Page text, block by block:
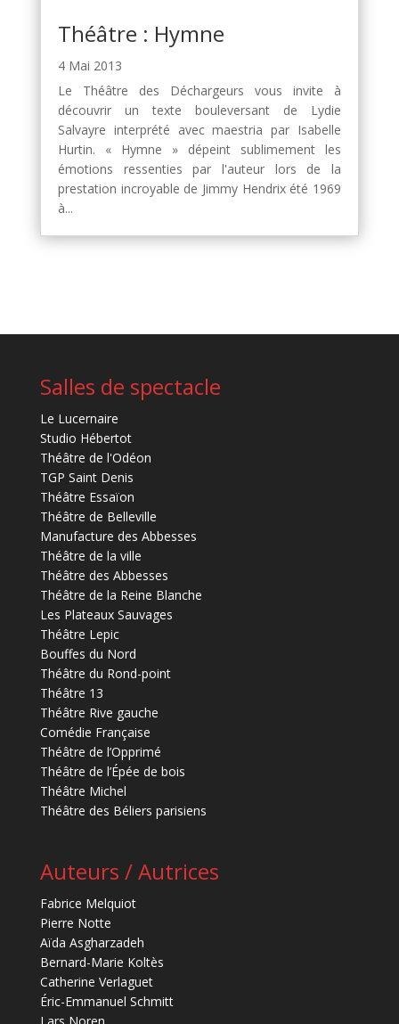
Théâtre : Hymne
4 Mai 2013
Le Théâtre des Déchargeurs vous invite à
découvrir un texte bouleversant de Lydie
Salvayre interprété avec maestria par Isabelle
Hurtin. « Hymne » dépeint sublimement les
émotions ressenties par l'auteur lors de la
prestation incroyable de Jimmy Hendrix été 1969
à...
Salles de spectacle
Le Lucernaire
Studio Hébertot
Théâtre de l'Odéon
TGP Saint Denis
Théâtre Essaïon
Théâtre de Belleville
Manufacture des Abbesses
Théâtre de la ville
Théâtre des Abbesses
Théâtre de la Reine Blanche
Les Plateaux Sauvages
Théâtre Lepic
Bouffes du Nord
Théâtre du Rond-point
Théâtre 13
Théâtre Rive gauche
Comédie Française
Théâtre de l’Opprimé
Théâtre de l’Épée de bois
Théâtre Michel
Théâtre des Béliers parisiens
Auteurs / Autrices
Fabrice Melquiot
Pierre Notte
Aïda Asgharzadeh
Bernard-Marie Koltès
Catherine Verlaguet
Éric-Emmanuel Schmitt